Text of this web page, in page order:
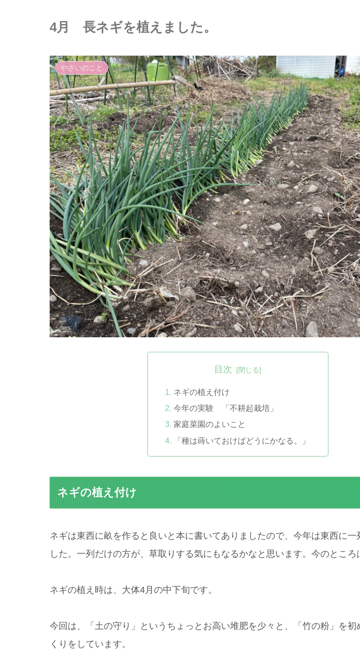
4月 長ネギを植えました。
やさいのこと
目次
ネギの植え付け
今年の実験 「不耕起栽培」
家庭菜園のよいこと
「種は蒔いておけばどうにかなる。」
ネギの植え付け
ネギは東西に畝を作ると良いと本に書いてありましたので、今年は東西に一
した。一列だけの方が、草取りする気にもなるかなと思います。今のところ
ネギの植え時は、大体4月の中下旬です。
今回は、「土の守り」というちょっとお高い堆肥を少々と、「竹の粉」を初
くりをしています。